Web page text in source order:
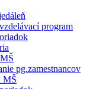
program
pg.zamestnancov
MŠ